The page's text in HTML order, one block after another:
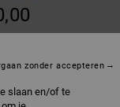
slaan en/of te
zonder accepteren